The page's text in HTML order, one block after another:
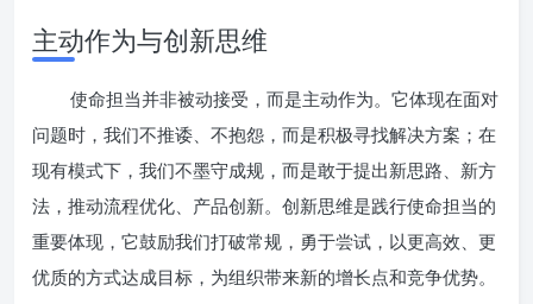
主动作为与创新思维
使命担当并非被动接受，而是主动作为。它体现在面对
问题时，我们不推诿、不抱怨，而是积极寻找解决方案；在
现有模式下，我们不墨守成规，而是敢于提出新思路、新方
法，推动流程优化、产品创新。创新思维是践行使命担当的
重要体现，它鼓励我们打破常规，勇于尝试，以更高效、更
优质的方式达成目标，为组织带来新的增长点和竞争优势。